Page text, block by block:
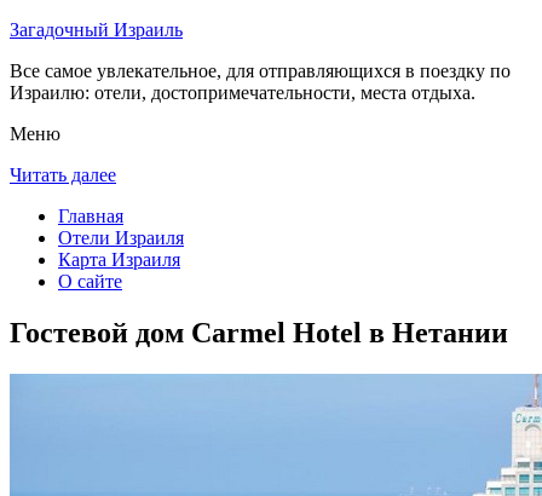
Загадочный Израиль
Все самое увлекательное, для отправляющихся в поездку по
Израилю: отели, достопримечательности, места отдыха.
Меню
Читать далее
Главная
Отели Израиля
Карта Израиля
О сайте
Гостевой дом Carmel Hotel в Нетании